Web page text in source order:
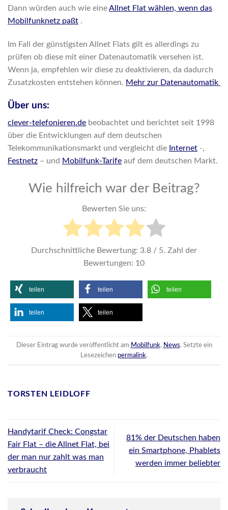
Dann würden auch wie eineAllnet Flat wählen, wenn das
Mobilfunknetz paßt .
Im Fall der günstigsten Allnet Flats gilt es allerdings zu
prüfen ob diese mit einer Datenautomatik versehen ist.
Wenn ja, empfehlen wir diese zu deaktivieren, da dadurch
Zusatzkosten entstehen können. Mehr zur Datenautomatik
Über uns:
clever-telefonieren.de beobachtet und berichtet seit 1998
über die Entwicklungen auf dem deutschen
Telekommunikationsmarkt und vergleicht die Internet -,
Festnetz – und Mobilfunk-Tarife auf dem deutschen Markt.
Wie hilfreich war der Beitrag?
Bewerten Sie uns:
Durchschnittliche Bewertung: 3.8 / 5. Zahl der
Bewertungen: 10
teilen teilen teilen
teilen teilen
Dieser Eintrag wurde veröffentlicht am Mobilfunk, News. Setzte ein
Lesezeichen permalink.
TORSTEN LEIDLOFF
Handytarif Check: Congstar
Fair Flat – die Allnet Flat, bei
der man nur zahlt was man
verbraucht
81% der Deutschen haben
ein Smartphone, Phablets
werden immer beliebter